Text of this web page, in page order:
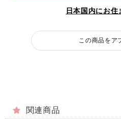
日本国内にお
この商品をア
関連商品